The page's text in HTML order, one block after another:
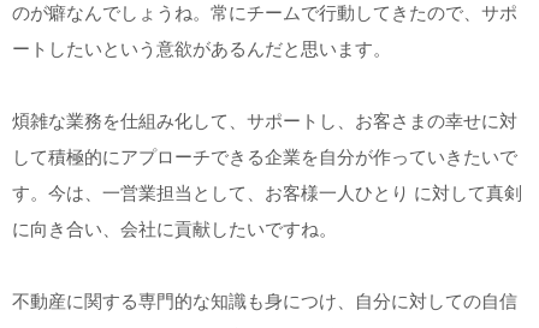
のが癖なんでしょうね。常にチームで行動してきたので、サポ
ートしたいという意欲があるんだと思います。
煩雑な業務を仕組み化して、サポートし、お客さまの幸せに対
して積極的にアプローチできる企業を自分が作っていきたいで
す。今は、一営業担当として、お客様一人ひとり に対して真剣
に向き合い、会社に貢献したいですね。
不動産に関する専門的な知識も身につけ、自分に対しての自信